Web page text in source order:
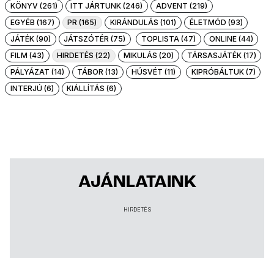
KÖNYV (261)
ITT JÁRTUNK (246)
ADVENT (219)
EGYÉB (167)
PR (165) KIRÁNDULÁS (101)
ÉLETMÓD (93)
JÁTÉK (90)
JÁTSZÓTÉR (75) TOPLISTA (47)
ONLINE (44)
FILM (43)
HIRDETÉS (22) MIKULÁS (20)
TÁRSASJÁTÉK (17)
PÁLYÁZAT (14)
TÁBOR (13) HÚSVÉT (11)
KIPRÓBÁLTUK (7)
INTERJÚ (6)
KIÁLLÍTÁS (6)
AJÁNLATAINK
HIRDETÉS